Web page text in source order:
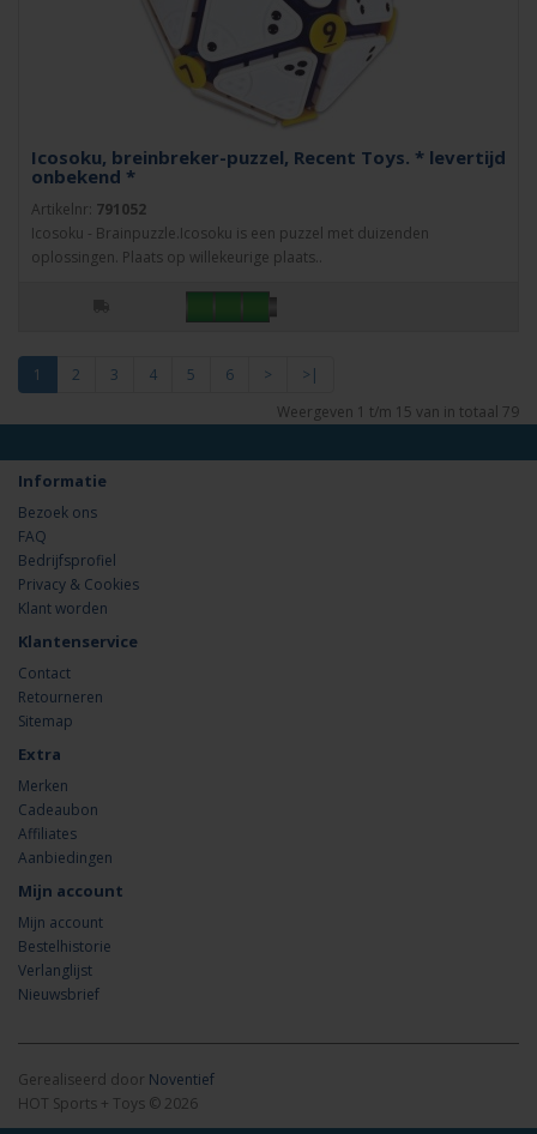
Icosoku, breinbreker-puzzel, Recent Toys. * levertijd
onbekend *
Artikelnr: 791052
Icosoku - Brainpuzzle.Icosoku is een puzzel met duizenden
oplossingen. Plaats op willekeurige plaats..
1 2 3 4 5 6 >
>|
Weergeven 1 t/m 15 van in totaal 79
Informatie
Bezoek ons
FAQ
Bedrijfsprofiel
Privacy & Cookies
Klant worden
Klantenservice
Contact
Retourneren
Sitemap
Extra
Merken
Cadeaubon
Affiliates
Aanbiedingen
Mijn account
Mijn account
Bestelhistorie
Verlanglijst
Nieuwsbrief
Gerealiseerd door Noventief
HOT Sports + Toys © 2026